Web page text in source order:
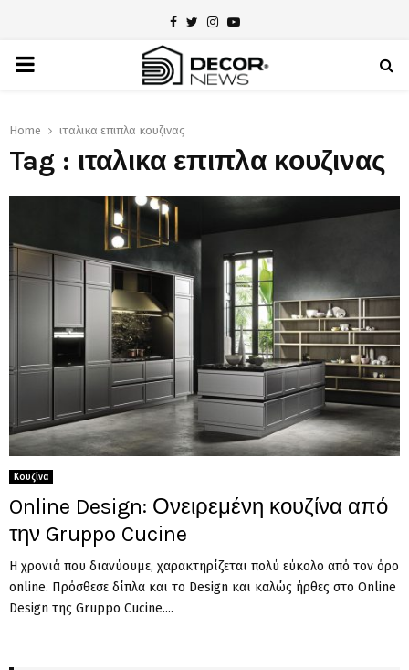
Facebook
TwitterInstagram
Youtube
PRIMARY
Home ιταλικα επιπλα κουζινας
Tag : ιταλικα επιπλα κουζινας
Κουζίνα
Online Design: Ονειρεμένη κουζίνα από
την Gruppo Cucine
Η χρονιά που διανύουμε, χαρακτηρίζεται πολύ εύκολο από τον όρο
online. Πρόσθεσε δίπλα και το Design και καλώς ήρθες στο Online
Design της Gruppo Cucine....